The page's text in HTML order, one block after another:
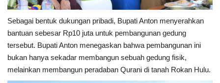
Sebagai bentuk dukungan pribadi, Bupati Anton menyerahkan
bantuan sebesar Rp10 juta untuk pembangunan gedung
tersebut. Bupati Anton menegaskan bahwa pembangunan ini
bukan hanya sekadar membangun sebuah gedung fisik,
melainkan membangun peradaban Qurani di tanah Rokan Hulu.